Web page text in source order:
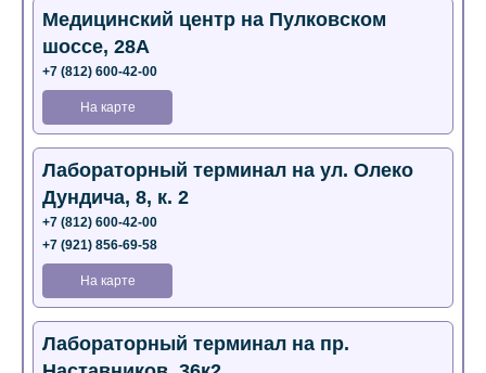
Медицинский центр на Пулковском
шоссе, 28А
+7 (812) 600-42-00
На карте
Лабораторный терминал на ул. Олеко
Дундича, 8, к. 2
+7 (812) 600-42-00
+7 (921) 856-69-58
На карте
Лабораторный терминал на пр.